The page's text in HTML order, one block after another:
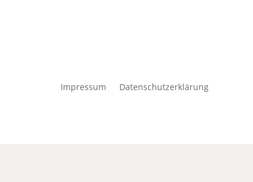
Impressum Datenschutzerklärung